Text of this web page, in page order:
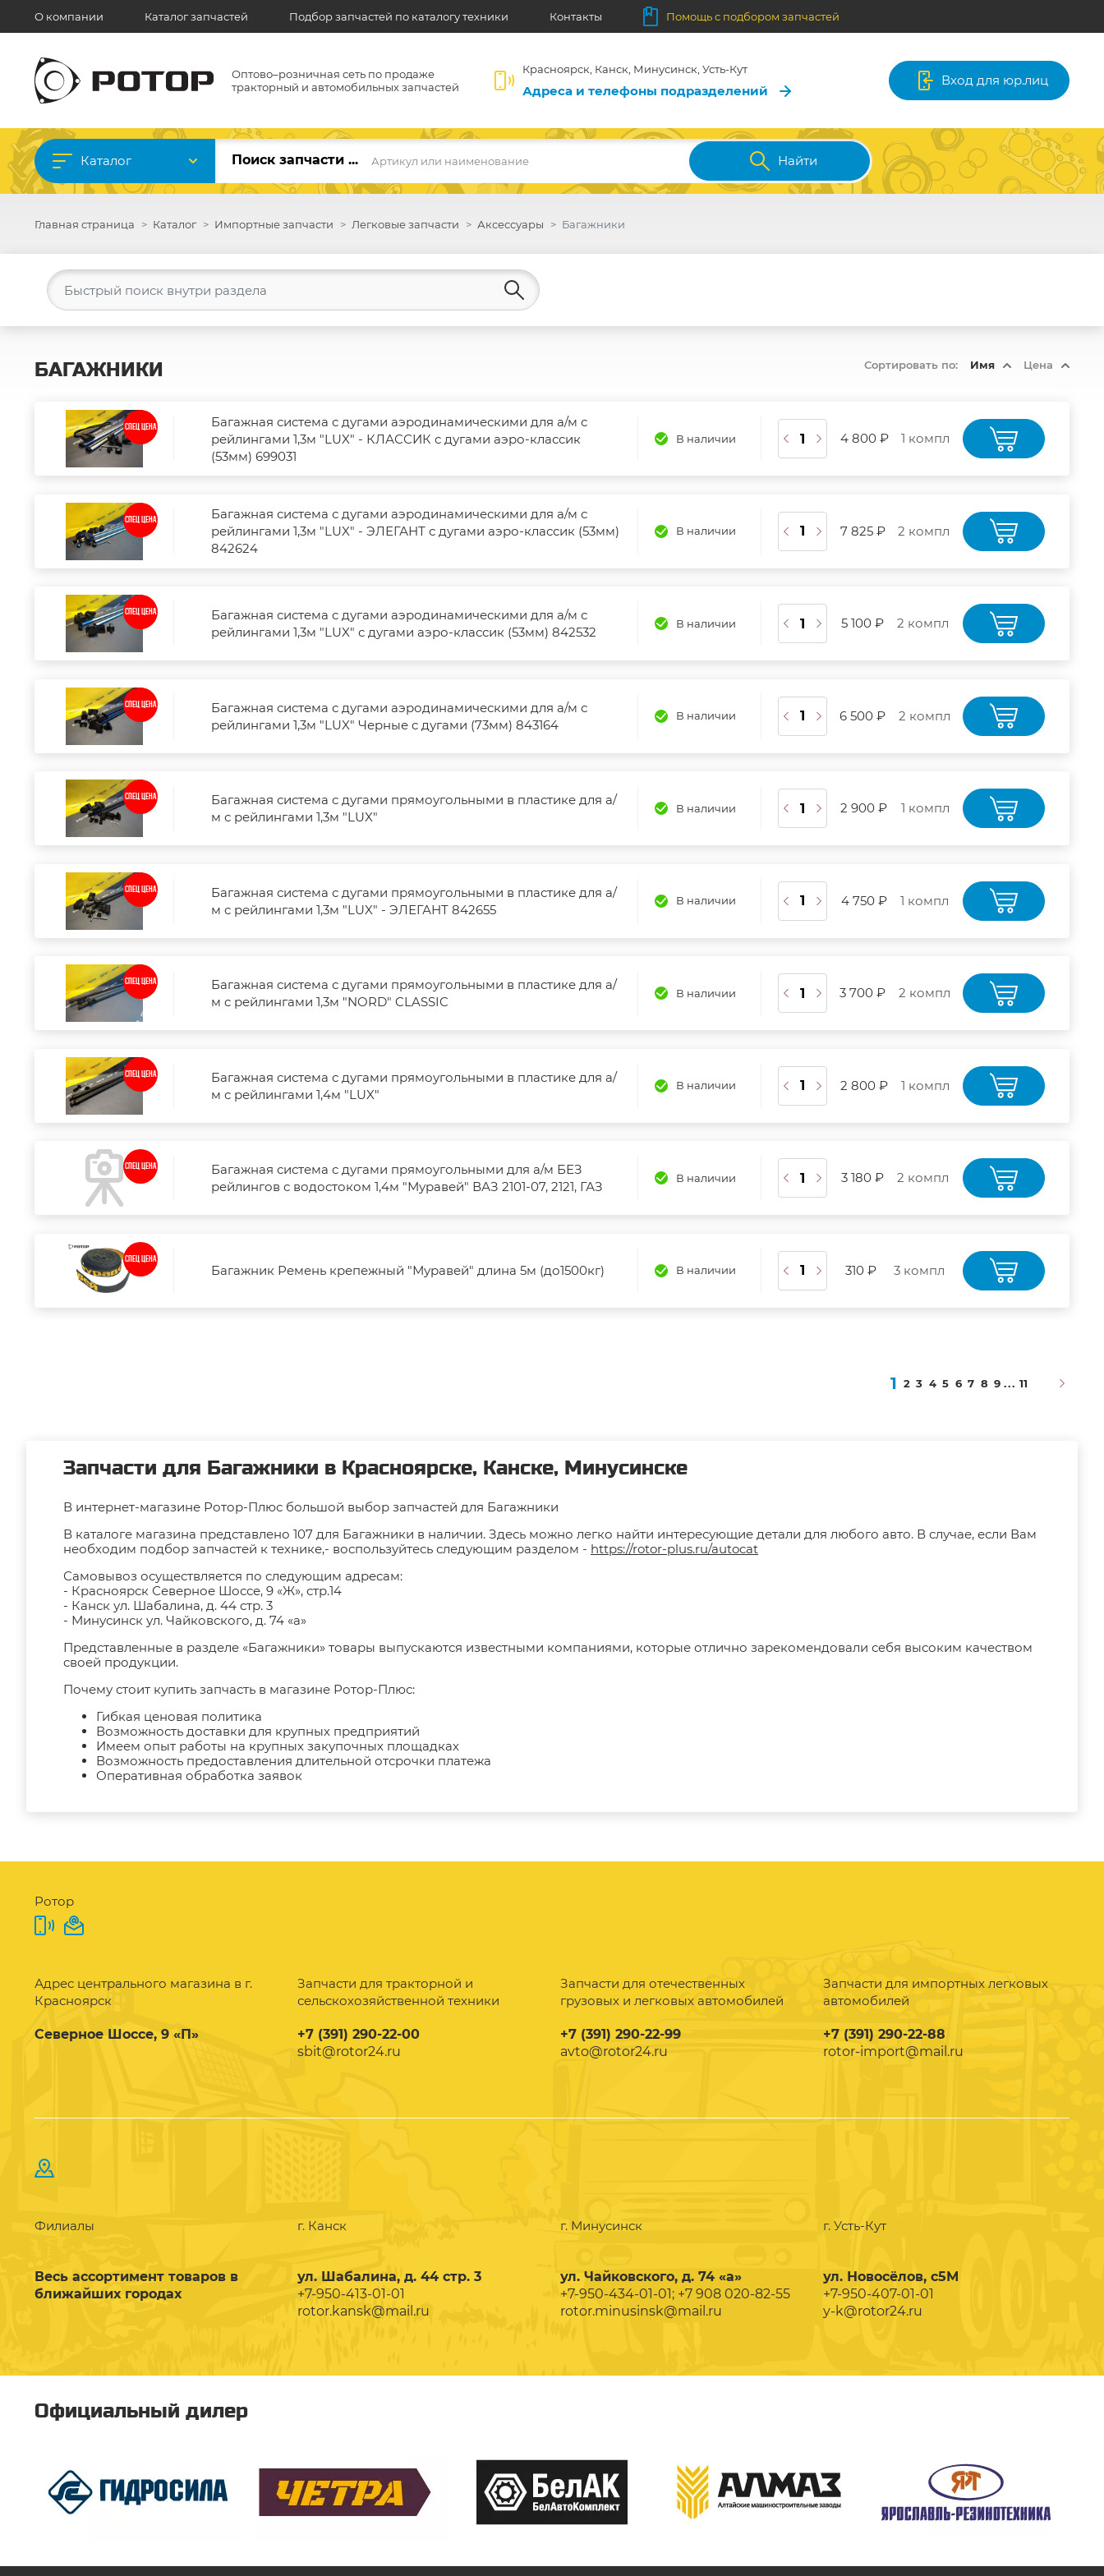
О компании Каталог запчастей Подбор запчастей по каталогу техники Контакты Помощь с подбором запчастей
Оптово–розничная сеть по продаже
тракторный и автомобильных запчастей
Красноярск, Канск, Минусинск, Усть-Кут
Адреса и телефоны подразделений
Вход для юр.лиц
Каталог Артикул или наименование Найти
Главная страница Каталог Импортные запчасти Легковые запчасти Аксессуары Багажники
БАГАЖНИКИ Сортировать по: Имя Цена
СПЕЦ ЦЕНА
Багажная система с дугами аэродинамическими для а/м с
рейлингами 1,3м "LUX" - КЛАССИК с дугами аэро-классик
(53мм) 699031
В наличии 4 800 ₽ 1 компл
СПЕЦ ЦЕНА
Багажная система с дугами аэродинамическими для а/м с
рейлингами 1,3м "LUX" - ЭЛЕГАНТ с дугами аэро-классик (53мм)
842624
В наличии 7 825 ₽ 2 компл
СПЕЦ ЦЕНА
Багажная система с дугами аэродинамическими для а/м с
рейлингами 1,3м "LUX" с дугами аэро-классик (53мм) 842532
В наличии 5 100 ₽ 2 компл
СПЕЦ ЦЕНА
Багажная система с дугами аэродинамическими для а/м с
рейлингами 1,3м "LUX" Черные с дугами (73мм) 843164
В наличии 6 500 ₽ 2 компл
СПЕЦ ЦЕНА
Багажная система с дугами прямоугольными в пластике для а/
м с рейлингами 1,3м "LUX"
В наличии 2 900 ₽ 1 компл
СПЕЦ ЦЕНА
Багажная система с дугами прямоугольными в пластике для а/
м с рейлингами 1,3м "LUX" - ЭЛЕГАНТ 842655
В наличии 4 750 ₽ 1 компл
СПЕЦ ЦЕНА
Багажная система с дугами прямоугольными в пластике для а/
м с рейлингами 1,3м "NORD" CLASSIC
В наличии 3 700 ₽ 2 компл
СПЕЦ ЦЕНА
Багажная система с дугами прямоугольными в пластике для а/
м с рейлингами 1,4м "LUX"
В наличии 2 800 ₽ 1 компл
СПЕЦ ЦЕНА
Багажная система с дугами прямоугольными для а/м БЕЗ
рейлингов с водостоком 1,4м "Муравей" ВАЗ 2101-07, 2121, ГАЗ
В наличии 3 180 ₽ 2 компл
СПЕЦ ЦЕНА
Багажник Ремень крепежный "Муравей" длина 5м (до1500кг) В наличии 310 ₽ 3 компл
1 2 3 4 5 6 7 8 9 ... 11
Запчасти для Багажники в Красноярске, Канске, Минусинске
В интернет-магазине Ротор-Плюс большой выбор запчастей для Багажники
В каталоге магазина представлено 107 для Багажники в наличии. Здесь можно легко найти интересующие детали для любого авто. В случае, если Вам
необходим подбор запчастей к технике,- воспользуйтесь следующим разделом - https://rotor-plus.ru/autocat
Самовывоз осуществляется по следующим адресам:
- Красноярск Северное Шоссе, 9 «Ж», стр.14
- Канск ул. Шабалина, д. 44 стр. 3
- Минусинск ул. Чайковского, д. 74 «а»
Представленные в разделе «Багажники» товары выпускаются известными компаниями, которые отлично зарекомендовали себя высоким качеством
своей продукции.
Почему стоит купить запчасть в магазине Ротор-Плюс:
Гибкая ценовая политика
Возможность доставки для крупных предприятий
Имеем опыт работы на крупных закупочных площадках
Возможность предоставления длительной отсрочки платежа
Оперативная обработка заявок
Ротор
Адрес центрального магазина в г.
Красноярск
Северное Шоссе, 9 «П»
Запчасти для тракторной и
сельскохозяйственной техники
+7 (391) 290-22-00
sbit@rotor24.ru
Запчасти для отечественных
грузовых и легковых автомобилей
+7 (391) 290-22-99
avto@rotor24.ru
Запчасти для импортных легковых
автомобилей
+7 (391) 290-22-88
rotor-import@mail.ru
Филиалы
Весь ассортимент товаров в
ближайших городах
г. Канск
ул. Шабалина, д. 44 стр. 3
+7-950-413-01-01
rotor.kansk@mail.ru
г. Минусинск
ул. Чайковского, д. 74 «а»
+7-950-434-01-01; +7 908 020-82-55
rotor.minusinsk@mail.ru
г. Усть-Кут
ул. Новосёлов, с5М
+7-950-407-01-01
y-k@rotor24.ru
Официальный дилер